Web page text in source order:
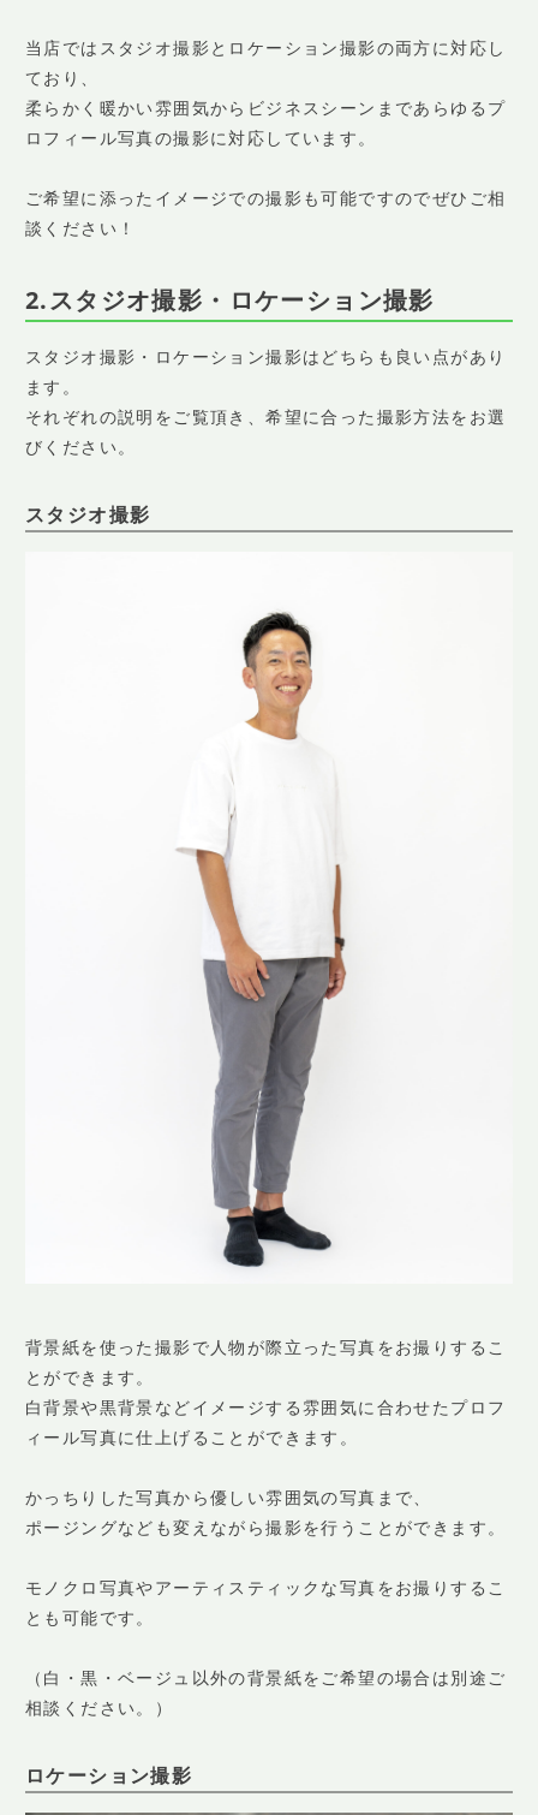
当店ではスタジオ撮影とロケーション撮影の両方に対応し
ており、
柔らかく暖かい雰囲気からビジネスシーンまであらゆるプ
ロフィール写真の撮影に対応しています。
ご希望に添ったイメージでの撮影も可能ですのでぜひご相
談ください！
2.スタジオ撮影・ロケーション撮影
スタジオ撮影・ロケーション撮影はどちらも良い点があり
ます。
それぞれの説明をご覧頂き、希望に合った撮影方法をお選
びください。
スタジオ撮影
背景紙を使った撮影で人物が際立った写真をお撮りするこ
とができます。
白背景や黒背景などイメージする雰囲気に合わせたプロフ
ィール写真に仕上げることができます。
かっちりした写真から優しい雰囲気の写真まで、
ポージングなども変えながら撮影を行うことができます。
モノクロ写真やアーティスティックな写真をお撮りするこ
とも可能です。
（白・黒・ベージュ以外の背景紙をご希望の場合は別途ご
相談ください。）
ロケーション撮影